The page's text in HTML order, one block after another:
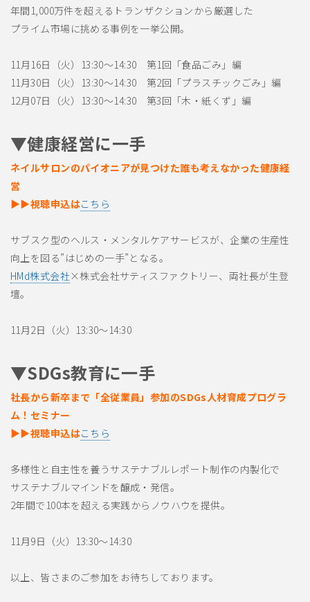
年間1,000万件を超えるトランザクションから厳選した
プライム市場に挑める事例を一挙公開。
11月16日（火）13:30～14:30 第1回「食品ごみ」編
11月30日（火）13:30～14:30 第2回「プラスチックごみ」編
12月07日（火）13:30～14:30 第3回「木・紙くず」編
▼健康経営に一手
ネイルサロンのパイオニアが見つけた誰も考えなかった健康経
営
▶▶視聴申込はこちら
サブスク型のヘルス・メンタルケアサービスが、企業の生産性
向上を図る”はじめの一手”となる。
HMd株式会社×株式会社サティスファクトリー、両社長が生登
壇。
11月2日（火）13:30～14:30
▼SDGs教育に一手
社長から新卒まで「全従業員」参加のSDGs人材育成プログラ
ム！セミナー
▶▶視聴申込はこちら
多様性と自主性を養うサステナブルレポート制作の内製化で
サステナブルマインドを醸成・発信。
2年間で100本を超える実践からノウハウを提供。
11月9日（火）13:30～14:30
以上、皆さまのご参加をお待ちしております。